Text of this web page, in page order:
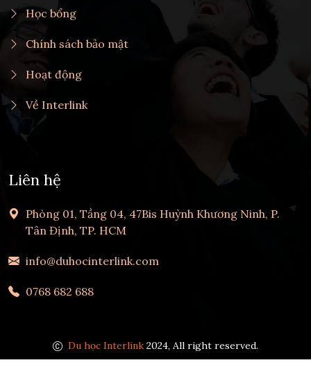
Học bổng
Chính sách bảo mật
Hoạt động
Về Interlink
Liên hệ
Phòng 01, Tầng 04, 47Bis Huỳnh Khương Ninh, P.
Tân Định, TP. HCM
info@duhocinterlink.com
0768 682 688
Du học Interlink 2024, All right reserved.